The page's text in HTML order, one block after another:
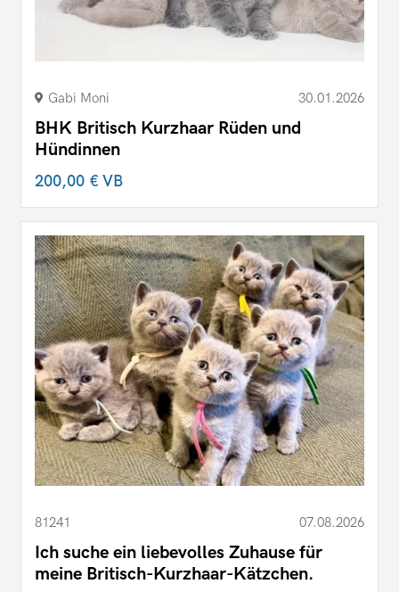
Gabi Moni 30.01.2026
BHK Britisch Kurzhaar Rüden und
Hündinnen
200,00 €VB
81241 07.08.2026
Ich suche ein liebevolles Zuhause für
meine Britisch-Kurzhaar-Kätzchen.